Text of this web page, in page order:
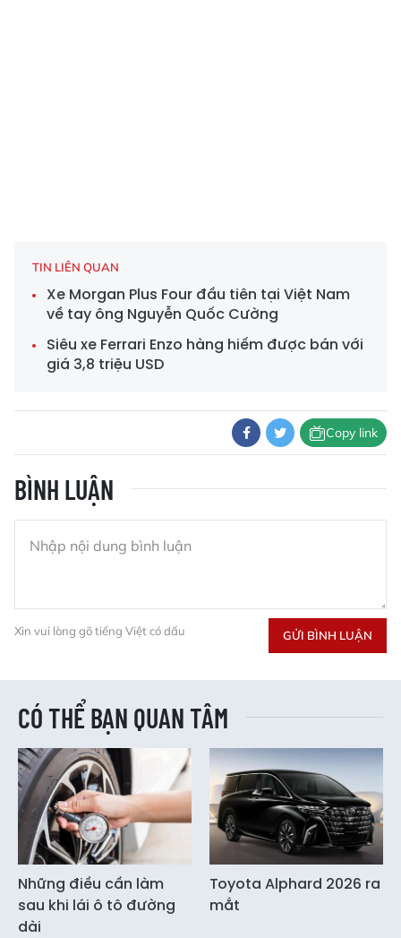
TIN LIÊN QUAN
Xe Morgan Plus Four đầu tiên tại Việt Nam
về tay ông Nguyễn Quốc Cường
Siêu xe Ferrari Enzo hàng hiếm được bán với
giá 3,8 triệu USD
Copy link
BÌNH LUẬN
Xin vui lòng gõ tiếng Việt có dấu GỬI BÌNH LUẬN
CÓ THỂ BẠN QUAN TÂM
Những điều cần làm
sau khi lái ô tô đường
dài
Toyota Alphard 2026 ra
mắt